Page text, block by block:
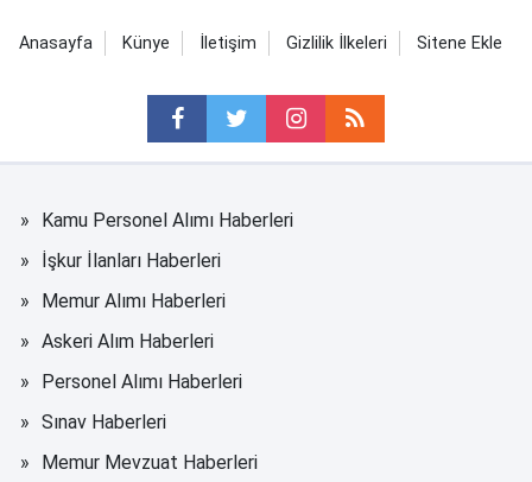
Anasayfa Künye İletişim Gizlilik İlkeleri Sitene Ekle
Kamu Personel Alımı Haberleri
İşkur İlanları Haberleri
Memur Alımı Haberleri
Askeri Alım Haberleri
Personel Alımı Haberleri
Sınav Haberleri
Memur Mevzuat Haberleri